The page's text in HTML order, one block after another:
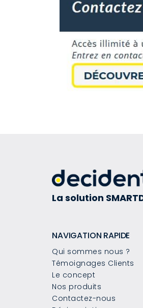
La solution
NAVIGATION RAPIDE
Qui sommes nous ?
Témoignages Clients
Le concept
Nos produits
Contactez-nous